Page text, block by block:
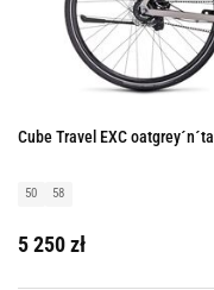
Cube Travel EXC
50 58
5 250 zł